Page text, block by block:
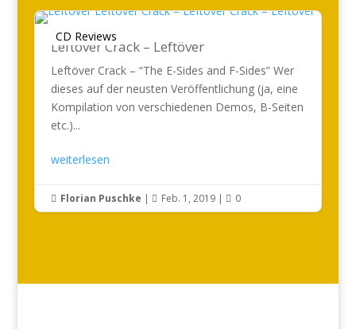
CD Reviews
Leftöver Crack – Leftöver
Leftöver Crack – “The E-Sides and F-Sides” Wer
dieses auf der neusten Veröffentlichung (ja, eine
Kompilation von verschiedenen Demos, B-Seiten
etc.)...
weiterlesen
 Florian Puschke |  Feb. 1, 2019|  0